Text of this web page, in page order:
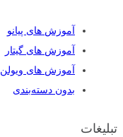
آموزش های پیانو
آموزش های گیتار
آموزش های ویولن
بدون دسته‌بندی
تبلیغات